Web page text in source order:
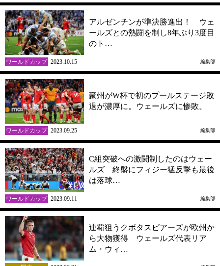
アルゼンチンが準決勝進出！ ウェ
ールズとの熱闘を制し8年ぶり3度目
のト…
ワールドカップ 2023.10.15 編集部
豪州がW杯で初のプールステージ敗
退が濃厚に。ウェールズに惨敗。
ワールドカップ 2023.09.25 編集部
C組突破への激闘制したのはウェー
ルズ 終盤にフィジー猛反撃も最後
は落球…
ワールドカップ 2023.09.11 編集部
連覇狙うクボタスピアーズが欧州か
ら大物獲得 ウェールズ代表リア
ム・ウィ…